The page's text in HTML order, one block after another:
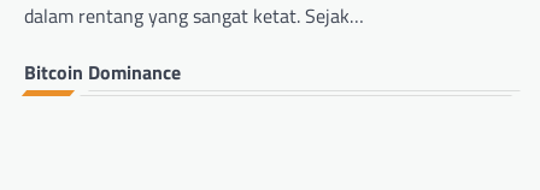
dalam rentang yang sangat ketat. Sejak…
Bitcoin Dominance